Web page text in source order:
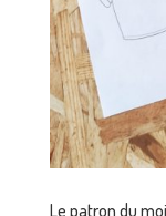
Le patron du